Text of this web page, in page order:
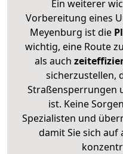
Ein weiterer
Vorbereitung eines
Meyenburg ist die
wichtig, eine Route
als auch
sicherzustellen,
Straßensperrungen
ist. Keine
Spezialisten und
damit Sie sich auf